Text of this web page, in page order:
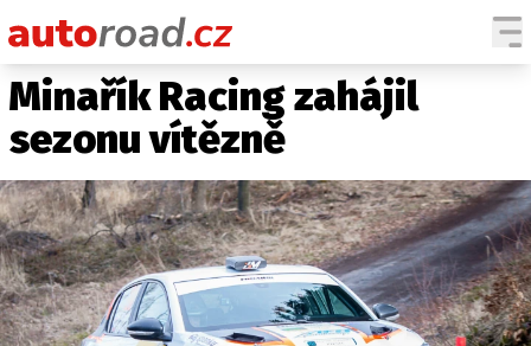
AUTA
TESTY AUT
NOVINKY
EKO
SPY
HISTORIE
ZAJÍMAVOSTI
Minařík Racing zahájil
sezonu vítězně